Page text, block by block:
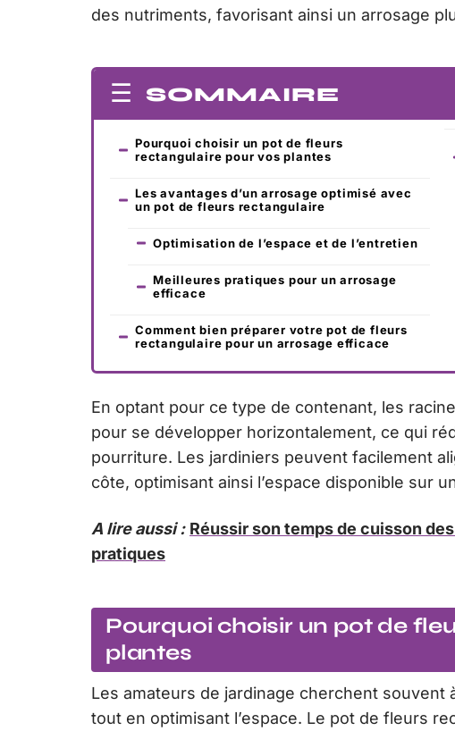
des nutriments, favorisant ainsi un arrosage
SOMMAIRE
Pourquoi choisir un pot de fleurs
rectangulaire pour vos plantes
Les avantages d’un arrosage optimisé avec
un pot de fleurs rectangulaire
Optimisation de l’espace et de l’entretien
Meilleures pratiques pour un arrosage
efficace
Comment bien préparer votre pot de fleurs
rectangulaire pour un arrosage efficace
En optant pour ce type de contenant, les
pour se développer horizontalement, ce qui
pourriture. Les jardiniers peuvent facilement
côte, optimisant ainsi l’espace disponible sur
A lire aussi : Réussir son temps de cuisson
pratiques
Pourquoi choisir un pot de
plantes
Les amateurs de jardinage cherchent souvent
tout en optimisant l’espace. Le pot de fleurs